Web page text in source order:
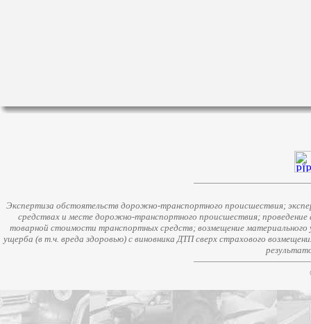
Экспертиза обстоятельств дорожно-транспортного происшествия;
средствах и месте дорожно-транспортного происшествия;
товарной стоимости транспортных средств; возмещение
ущерба (в т.ч. вреда здоровью) с виновника ДТП сверх страхового